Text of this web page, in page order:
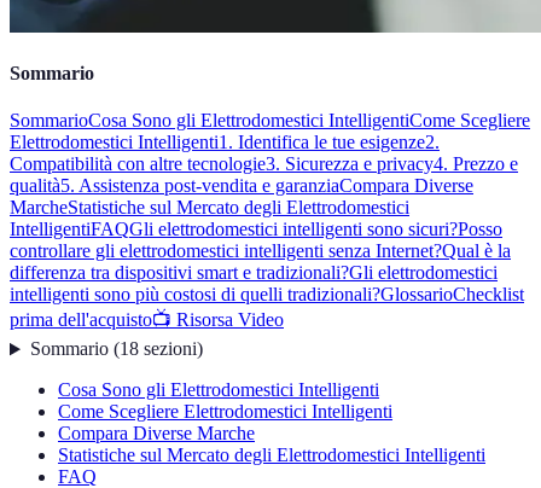
Sommario
SommarioCosa Sono gli Elettrodomestici IntelligentiCome Scegliere
Elettrodomestici Intelligenti1. Identifica le tue esigenze2.
Compatibilità con altre tecnologie3. Sicurezza e privacy4. Prezzo e
qualità5. Assistenza post-vendita e garanziaCompara Diverse
MarcheStatistiche sul Mercato degli Elettrodomestici
IntelligentiFAQGli elettrodomestici intelligenti sono sicuri?Posso
controllare gli elettrodomestici intelligenti senza Internet?Qual è la
differenza tra dispositivi smart e tradizionali?Gli elettrodomestici
intelligenti sono più costosi di quelli tradizionali?GlossarioChecklist
prima dell'acquisto📺 Risorsa Video
Sommario(18 sezioni)
Cosa Sono gli Elettrodomestici Intelligenti
Come Scegliere Elettrodomestici Intelligenti
Compara Diverse Marche
Statistiche sul Mercato degli Elettrodomestici Intelligenti
FAQ